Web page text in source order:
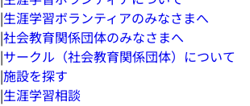
|生涯学習ボランティアのみなさまへ
|社会教育関係団体のみなさまへ
|サークル（社会教育関係団体）について
|施設を探す
|生涯学習相談